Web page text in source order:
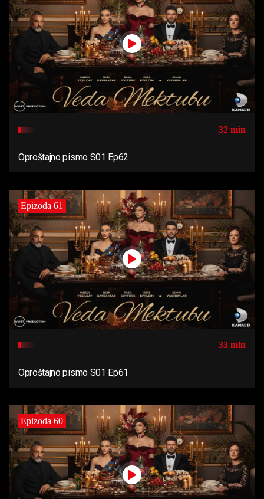
32 min
Oproštajno pismo S01 Ep62
Epizoda 61
33 min
Oproštajno pismo S01 Ep61
Epizoda 60